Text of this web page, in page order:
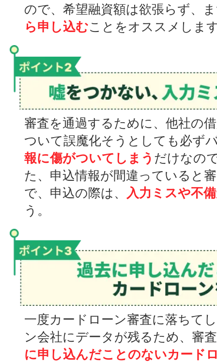
ので、希望融資額は欲張らず、
ら申し込むことをオススメしま
審査を通過するために、他社の
ついて誤魔化そうとしても必ず
報に傷がついてしまう だけなの
た、申込情報が間違っていると
で、申込の際は、 入力ミスや不
う。
一度カードローン審査に落ちて
ン会社にデータが残るため、審
に申し込んだことのないカード